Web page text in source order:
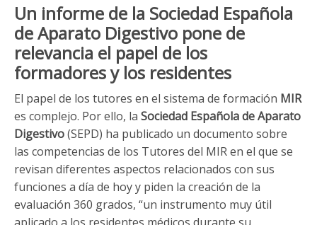
Un informe de la Sociedad Española
de Aparato Digestivo pone de
relevancia el papel de los
formadores y los residentes
El papel de los tutores en el sistema de formación MIR
es complejo. Por ello, la Sociedad Española de Aparato
Digestivo(SEPD) ha publicado un documento sobre
las competencias de los Tutores del MIR en el que se
revisan diferentes aspectos relacionados con sus
funciones a día de hoy y piden la creación de la
evaluación 360 grados, “un instrumento muy útil